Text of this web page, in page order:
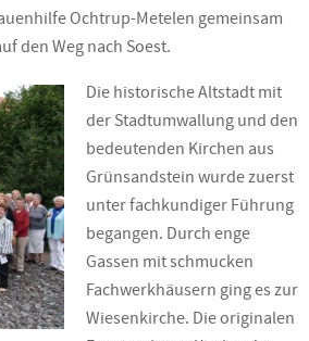
Ochtrup-Mete­len gemeinsam
den Weg nach Soest.
Die historische Altstadt mit
der Stadtumwallung und den
bedeutenden Kirchen aus
Grünsandstein wurde zuerst
unter fachkundiger Führung
begangen. Durch enge
Gassen mit schmucken
Fachwerkhäusern ging es zur
Wiesenkirche. Die originalen